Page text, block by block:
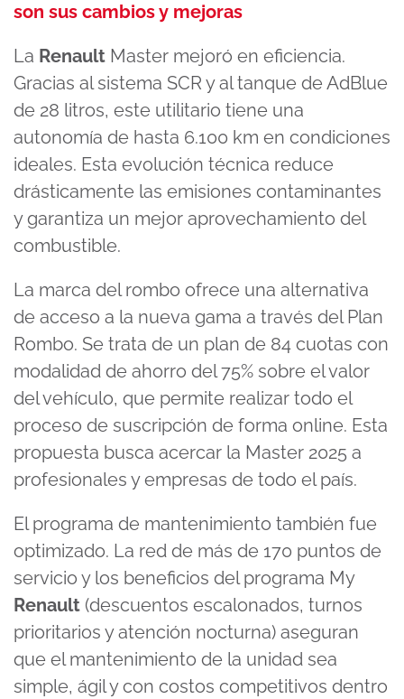
son sus cambios y mejoras
La Renault Master mejoró en eficiencia.
Gracias al sistema SCR y al tanque de AdBlue
de 28 litros, este utilitario tiene una
autonomía de hasta 6.100 km en condiciones
ideales. Esta evolución técnica reduce
drásticamente las emisiones contaminantes
y garantiza un mejor aprovechamiento del
combustible.
La marca del rombo ofrece una alternativa
de acceso a la nueva gama a través del Plan
Rombo. Se trata de un plan de 84 cuotas con
modalidad de ahorro del 75% sobre el valor
del vehículo, que permite realizar todo el
proceso de suscripción de forma online. Esta
propuesta busca acercar la Master 2025 a
profesionales y empresas de todo el país.
El programa de mantenimiento también fue
optimizado. La red de más de 170 puntos de
servicio y los beneficios del programa My
Renault (descuentos escalonados, turnos
prioritarios y atención nocturna) aseguran
que el mantenimiento de la unidad sea
simple, ágil y con costos competitivos dentro